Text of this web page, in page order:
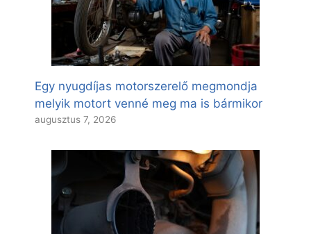
Egy nyugdíjas motorszerelő megmondja
melyik motort venné meg ma is bármikor
augusztus 7, 2026